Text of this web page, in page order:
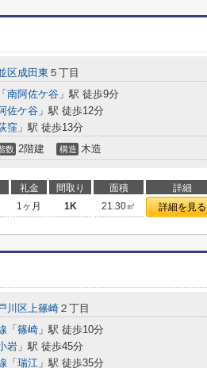
区成田東 ５丁目
「 南阿佐ケ谷 」駅 徒歩9分
佐ケ谷 」駅 徒歩12分
窪 」駅 徒歩13分
数 2階建 構造 木造
礼金 間取り 面積 詳細
1ヶ月 1K 21.30㎡ 詳細を見る
川区上篠崎 ２丁目
「 篠崎 」駅 徒歩10分
岩 」駅 徒歩45分
「 瑞江 」駅 徒歩35分